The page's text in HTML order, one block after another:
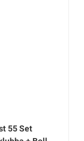
55 Set